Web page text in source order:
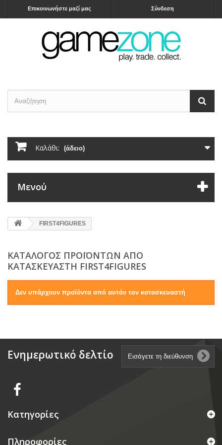
Σύνδεση
Επικοινωνήστε μαζί μας
Καλάθι: (άδειο)
Μενού
FIRST4FIGURES
ΚΑΤΆΛΟΓΟΣ ΠΡΟΪΌΝΤΩΝ ΑΠΌ
ΚΑΤΑΣΚΕΥΑΣΤΉ FIRST4FIGURES
Δεν υπάρχουν προϊόντα από αυτόν τον κατασκευαστή
Ενημερωτικό δελτίο
Κατηγορίες
Πληροφορίες